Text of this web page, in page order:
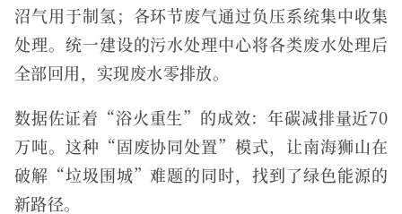
沼气用于制氢；各环节废气通过负压系统集中收集
处理。统一建设的污水处理中心将各类废水处理后
全部回用，实现废水零排放。
数据佐证着“浴火重生”的成效：年碳减排量近70
万吨。这种“固废协同处置”模式，让南海狮山在
破解“垃圾围城”难题的同时，找到了绿色能源的
新路径。